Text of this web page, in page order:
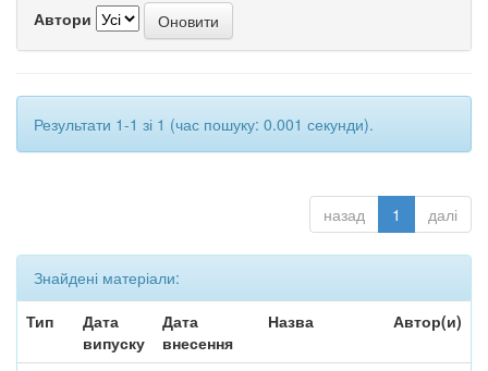
Автори
Результати 1-1 зі 1 (час пошуку: 0.001 секунди).
назад 1 далі
Знайдені матеріали:
Тип
Дата
випуску
Дата
внесення
Назва Автор(и)